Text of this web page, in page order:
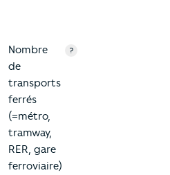
Nombre
de
transports
ferrés
(=métro,
tramway,
RER, gare
ferroviaire)
?